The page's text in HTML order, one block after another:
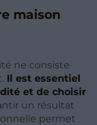
maison
ne consiste
Il est essentiel
et de choisir
un résultat
permet